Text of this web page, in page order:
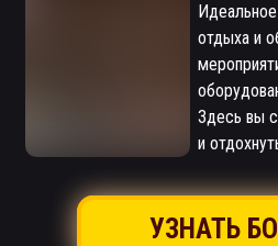
отдыха и
Здесь вы
и
УЗНАТЬ